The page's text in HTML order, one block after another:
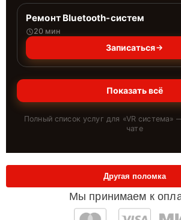
Ремонт Bluetooth-систем
20 мин
Записаться
Показать всё
Полный список услуг для «VR система»
чате
Мы принимаем к
Другая поломка